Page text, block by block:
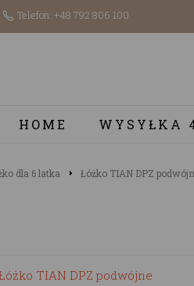
Telefon: +48 792 806 100
HOME WYSYŁKA
dla 6 latka Łóżko TIAN DPZ